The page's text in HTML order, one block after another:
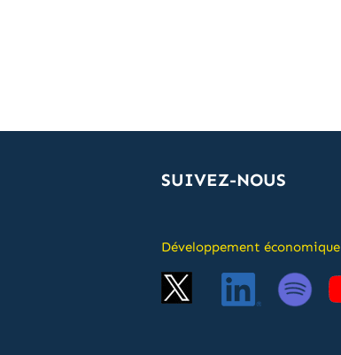
SUIVEZ-NOUS
Développement économique